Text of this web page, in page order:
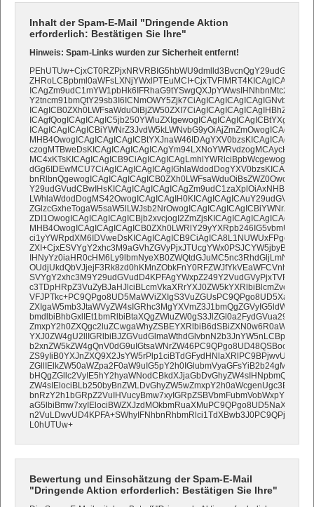
Inhalt der Spam-E-Mail "Dringende Aktion
erforderlich: Bestätigen Sie Ihre"
Hinweis: Spam-Links wurden zur Sicherheit entfernt!
L0hUTUw+
Bewertung und Einschätzung der Spam-E-Mail
"Dringende Aktion erforderlich: Bestätigen Sie Ihre"